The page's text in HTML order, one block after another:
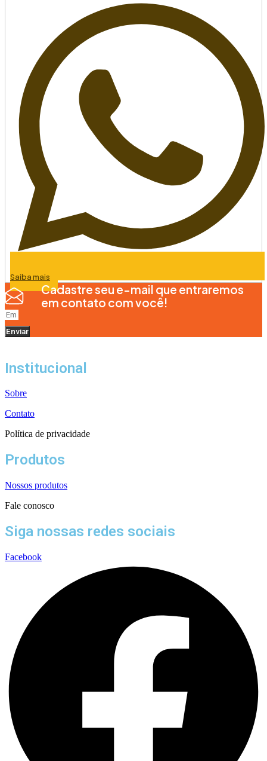
Saiba mais
Cadastre seu e-mail que entraremos
em contato com você!
Enviar
Institucional
Sobre
Contato
Política de privacidade
Produtos
Nossos produtos
Fale conosco
Siga nossas redes sociais
Facebook